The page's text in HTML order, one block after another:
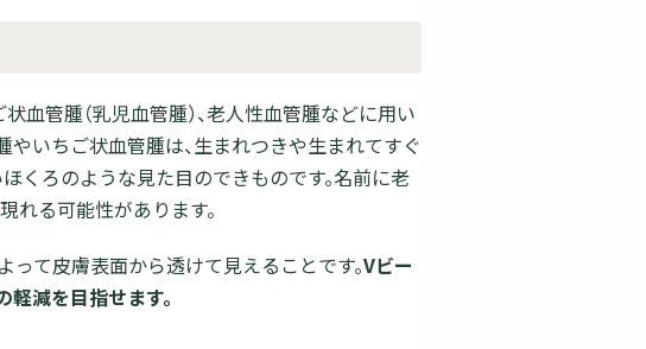
血管腫（乳児血管腫）、老人性血管腫などに用い
やいちご状血管腫は、生まれつきや生まれてすぐ
くろのような見た目のできものです。名前に老
れる可能性があります。
って皮膚表面から透けて見えることです。Vビー
減を目指せます。